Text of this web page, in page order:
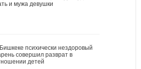
и мужа девушки
психически нездоровый
совершил разврат в
детей